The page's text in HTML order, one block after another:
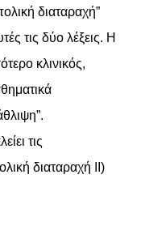
διαταραχή”
τις δύο λέξεις. Η
κλινικός,
τις
διαταραχή ΙΙ)